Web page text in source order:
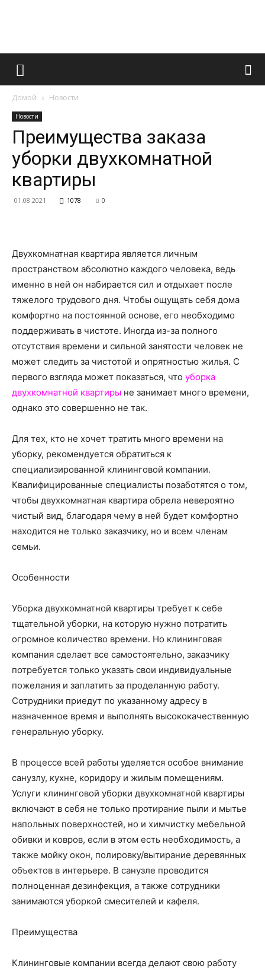
Французский
и
о
нем
Домой Новости
Новости
Преимущества заказа
уборки двухкомнатной
квартиры
01.08.2021 1078 0
Двухкомнатная квартира является личным
пространством абсолютно каждого человека, ведь
именно в ней он набирается сил и отдыхает после
тяжелого трудового дня. Чтобы ощущать себя дома
комфортно на постоянной основе, его необходимо
поддерживать в чистоте. Иногда из-за полного
отсутствия времени и сильной занятости человек не
может следить за чистотой и опрятностью жилья. С
первого взгляда может показаться, что уборка
двухкомнатной квартиры не занимает много времени,
однако это совершенно не так.
Для тех, кто не хочет тратить много времени на
уборку, рекомендуется обратиться к
специализированной клининговой компании.
Квалифицированные специалисты позаботятся о том,
чтобы двухкомнатная квартира обрела невероятно
чистый вид, благодаря чему в ней будет комфортно
находится не только заказчику, но и всем членам
семьи.
Особенности
Уборка двухкомнатной квартиры требует к себе
тщательной уборки, на которую нужно потратить
огромное количество времени. Но клининговая
компания сделает все самостоятельно, заказчику
потребуется только указать свои индивидуальные
пожелания и заплатить за проделанную работу.
Сотрудники приедут по указанному адресу в
назначенное время и выполнять высококачественную
генеральную уборку.
В процессе всей работы уделяется особое внимание
санузлу, кухне, коридору и жилым помещениям.
Услуги клининговой уборки двухкомнатной квартиры
включают в себя не только протирание пыли и мытье
напольных поверхностей, но и химчистку мебельной
обивки и ковров, если в этом есть необходимость, а
также мойку окон, полировку/вытирание деревянных
объектов в интерьере. В санузле проводится
полноценная дезинфекция, а также сотрудники
занимаются уборкой смесителей и кафеля.
Преимущества
Клининговые компании всегда делают свою работу